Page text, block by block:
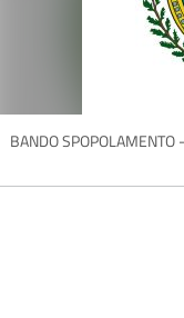
BANDO SPOPOLAMENTO